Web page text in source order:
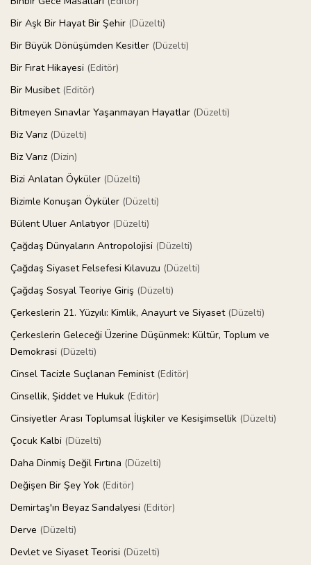
Bir Aşk Bir Hayat Bir Şehir (Düzelti)
Bir Büyük Dönüşümden Kesitler (Düzelti)
Bir Fırat Hikayesi (Editör)
Bir Musibet(Editör)
Bitmeyen Sınavlar Yaşanmayan Hayatlar (Düzelti)
Biz Varız (Düzelti)
Biz Varız (Dizin)
Bizi Anlatan Öyküler (Düzelti)
Bizimle Konuşan Öyküler (Düzelti)
Bülent Uluer Anlatıyor (Düzelti)
Çağdaş Dünyaların Antropolojisi (Düzelti)
Çağdaş Siyaset Felsefesi Kılavuzu (Düzelti)
Çağdaş Sosyal Teoriye Giriş (Düzelti)
Çerkeslerin 21. Yüzyılı: Kimlik, Anayurt ve Siyaset(Düzelti)
Çerkeslerin Geleceği Üzerine Düşünmek: Kültür, Toplum ve
Demokrasi (Düzelti)
Cinsel Tacizle Suçlanan Feminist(Editör)
Cinsellik, Şiddet ve Hukuk (Editör)
Cinsiyetler Arası Toplumsal İlişkiler ve Kesişimsellik (Düzelti)
Çocuk Kalbi (Düzelti)
Daha Dinmiş Değil Fırtına (Düzelti)
Değişen Bir Şey Yok (Editör)
Demirtaş'ın Beyaz Sandalyesi (Editör)
Derve (Düzelti)
Devlet ve Siyaset Teorisi (Düzelti)